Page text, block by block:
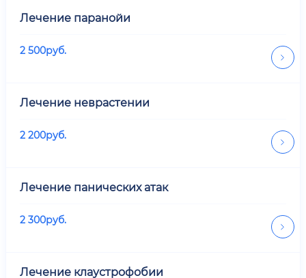
Лечение паранойи
2 500руб.
Лечение неврастении
2 200руб.
Лечение панических атак
2 300руб.
Лечение клаустрофобии